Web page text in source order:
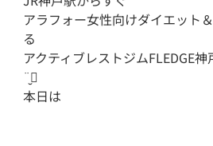
アラフォー女性向けダイエット
る
アクティブレストジムFLEDGE
¨̮⃝
本日は